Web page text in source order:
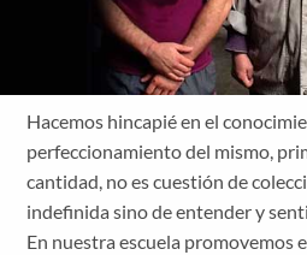
Hacemos hincapié en el
perfeccionamiento del mismo,
cantidad, no es cuestión de
indefinida sino de entender y
En nuestra escuela promovemos